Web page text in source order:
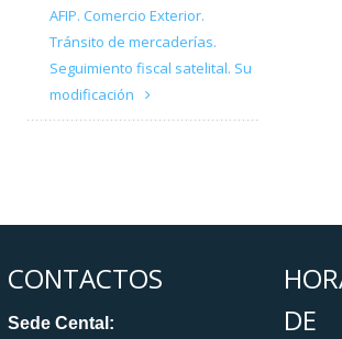
AFIP. Comercio Exterior.
Tránsito de mercaderías.
Seguimiento fiscal satelital. Su
modificación
CONTACTOS
Sede Cental:
DE